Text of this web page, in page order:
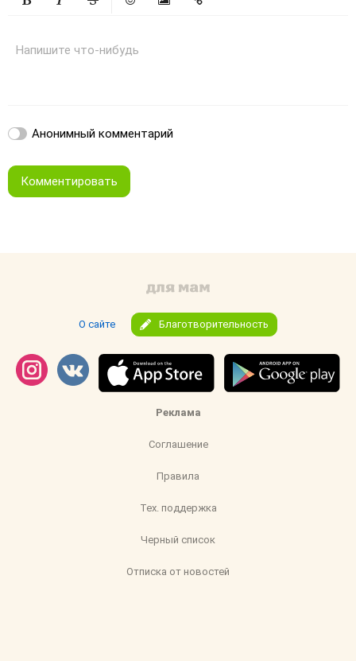
Напишите что-нибудь
Анонимный комментарий
Комментировать
О сайте Благотворительность
Реклама
Соглашение
Правила
Тех. поддержка
Черный список
Отписка от новостей